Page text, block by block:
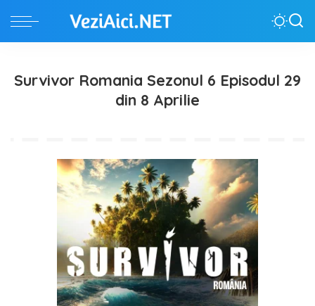
Survivor Romania Sezonul 6 Episodul 29
din 8 Aprilie